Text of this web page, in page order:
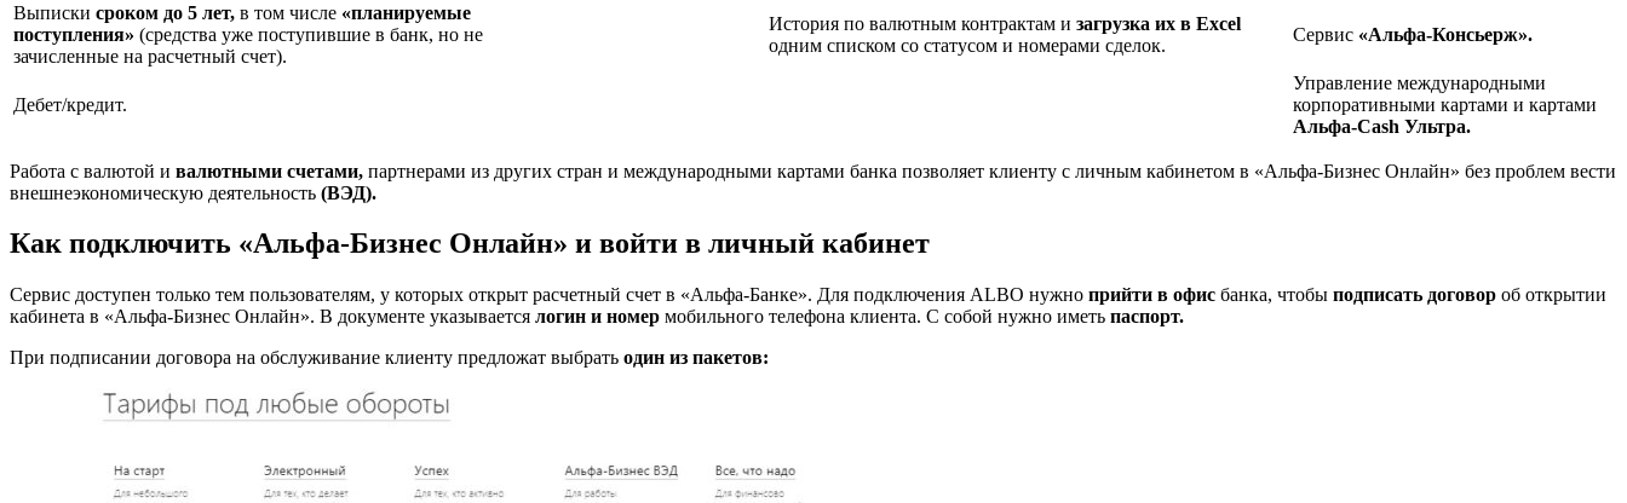
Выписки сроком до 5 лет, в том числе «планируемые
поступления» (средства уже поступившие в банк, но не
зачисленные на расчетный счет).
История по валютным контрактам и загрузка их в Excel
одним списком со статусом и номерами сделок.
Сервис «Альфа-Консьерж».
Дебет/кредит.
Управление международными
корпоративными картами и картами
Альфа-Cash Ультра.
Работа с валютой и валютными счетами, партнерами из других стран и международными картами банка позволяет клиенту с личным кабинетом в «Альфа-Бизнес Онлайн» без проблем вести
внешнеэкономическую деятельность (ВЭД).
Как подключить «Альфа-Бизнес Онлайн» и войти в личный кабинет
Сервис доступен только тем пользователям, у которых открыт расчетный счет в «Альфа-Банке». Для подключения ALBO нужно прийти в офис банка, чтобы подписать договор об открытии
кабинета в «Альфа-Бизнес Онлайн». В документе указывается логин и номер мобильного телефона клиента. С собой нужно иметь паспорт.
При подписании договора на обслуживание клиенту предложат выбрать один из пакетов: